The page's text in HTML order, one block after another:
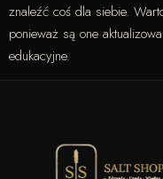
znaleźć coś dla siebie.
ponieważ są one
edukacyjne.